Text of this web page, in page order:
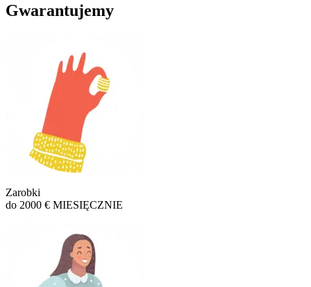
Gwarantujemy
Zarobki
do 2000 € MIESIĘCZNIE